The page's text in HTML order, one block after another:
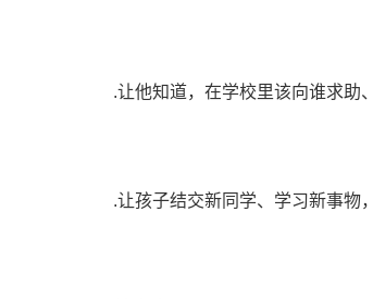
.让他知道，在学校里该向谁求助、
.让孩子结交新同学、学习新事物，